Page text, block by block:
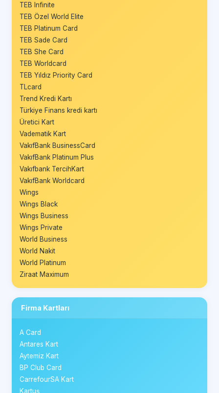
TEB Infinite
TEB Özel World Elite
TEB Platinum Card
TEB Sade Card
TEB She Card
TEB Worldcard
TEB Yıldız Priority Card
TLcard
Trend Kredi Kartı
Türkiye Finans kredi kartı
Üretici Kart
Vadematik Kart
VakıfBank BusinessCard
VakıfBank Platinum Plus
Vakıfbank TercihKart
VakıfBank Worldcard
Wings
Wings Black
Wings Business
Wings Private
World Business
World Nakit
World Platinum
Ziraat Maximum
Firma Kartları
A Card
Antares Kart
Aytemiz Kart
BP Club Card
CarrefourSA Kart
Kartuş